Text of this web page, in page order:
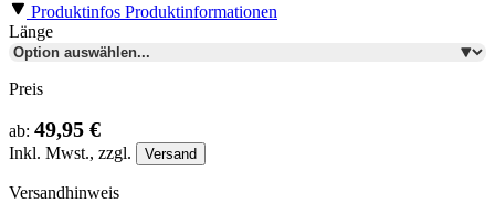
Produktinfos Produktinformationen
Länge
Preis
ab: 49,95 €
Inkl. Mwst., zzgl. Versand
Versandhinweis